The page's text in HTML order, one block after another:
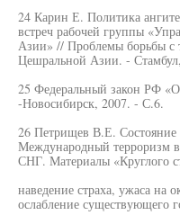
24 Карин Е. Политика
встреч рабочей группы
Азии» // Проблемы борьбы с
Цешральной Азии. -
25 Федеральный закон РФ
-Новосибирск, 2007. - С.6.
26 Петрищев В.Е.
Международный терроризм
СНГ. Материалы «Круглого
наведение страха, ужаса
ослабление существующего